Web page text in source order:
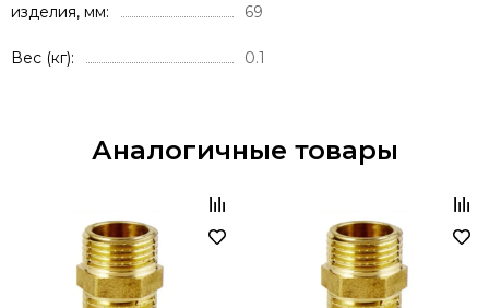
изделия, мм
69
Вес (кг) 0.1
Аналогичные товары